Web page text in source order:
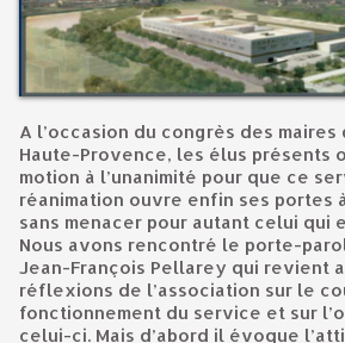
A l’occasion du congrès des maires des Alpes de
Haute-Provence, les élus présents
motion à l’unanimité pour que ce
réanimation ouvre enfin ses portes
sans menacer pour autant celui qui
Nous avons rencontré le porte-
Jean-François Pellarey qui revient
réflexions de l’association sur le
fonctionnement du service et sur
celui-ci. Mais d’abord il évoque